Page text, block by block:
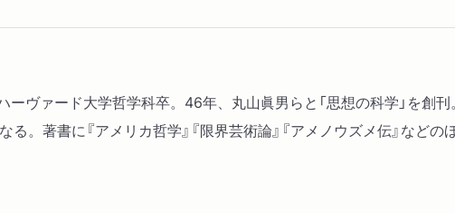
ヴァード大学哲学科卒。46年、丸山眞男らと「思想の科学」を創
る。著書に『アメリカ哲学』『限界芸術論』『アメノウズメ伝』など